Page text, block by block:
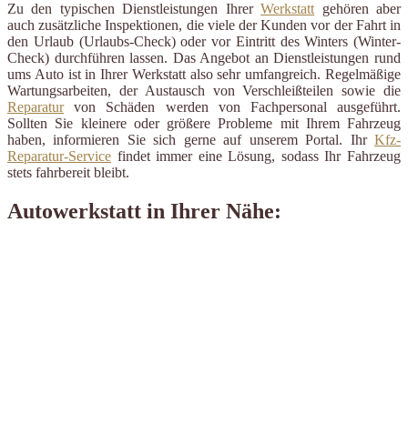
Zu den typischen Dienstleistungen IhrerWerkstatt gehören aber
auch zusätzliche Inspektionen, die viele der Kunden vor der Fahrt in
den Urlaub (Urlaubs-Check) oder vor Eintritt des Winters (Winter-
Check) durchführen lassen. Das Angebot an Dienstleistungen rund
ums Auto ist in Ihrer Werkstatt also sehr umfangreich. Regelmäßige
Wartungsarbeiten, der Austausch von Verschleißteilen sowie die
Reparaturvon Schäden werden von Fachpersonal ausgeführt.
Sollten Sie kleinere oder größere Probleme mit Ihrem Fahrzeug
haben, informieren Sie sich gerne auf unserem Portal. Ihr Kfz-
Reparatur-Service findet immer eine Lösung, sodass Ihr Fahrzeug
stets fahrbereit bleibt.
Autowerkstatt in Ihrer Nähe: